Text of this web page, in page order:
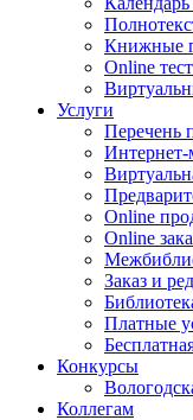
Книжные
Online
Услуги
Перечень
Интернет-
Online
Online
Заказ и
Платные
Конкурсы
Коллегам